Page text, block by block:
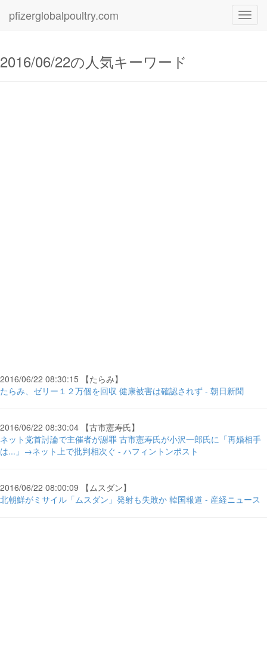
pfizerglobalpoultry.com
2016/06/22の人気キーワード
2016/06/22 08:30:15 【たらみ】
たらみ、ゼリー１２万個を回収 健康被害は確認されず - 朝日新聞
2016/06/22 08:30:04 【古市憲寿氏】
ネット党首討論で主催者が謝罪 古市憲寿氏が小沢一郎氏に「再婚相手
は...」→ネット上で批判相次ぐ - ハフィントンポスト
2016/06/22 08:00:09 【ムスダン】
北朝鮮がミサイル「ムスダン」発射も失敗か 韓国報道 - 産経ニュース